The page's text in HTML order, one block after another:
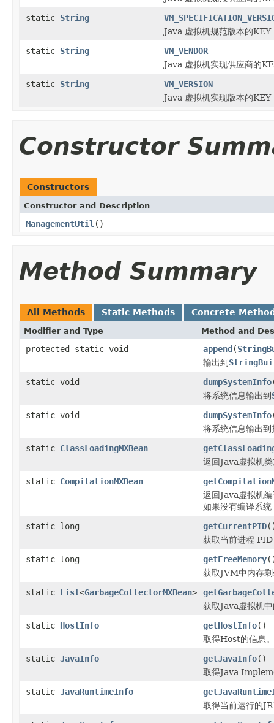
static String
Java 虚拟机规范版本的KEY
static String
VM_VENDOR
Java 虚拟机实现供应商的
static String
VM_VERSION
Java 虚拟机实现版本的KEY
Constructor
Constructors
Constructor and Description
ManagementUtil ()
Method Summary
All Methods Static Methods Concrete
Modifier and Type Method and
protected static void append(
输出到
static void
dumpSystemInfo
将系统信息输出到
static void
dumpSystemInfo
将系统信息输出到
static ClassLoadingMXBean
返回Java虚拟机
static CompilationMXBean
返回Java虚拟机
如果没有编译系统
static long
getCurrentPID
获取当前进程 PID
static long
getFreeMemory
获取JVM中内存
static List<GarbageCollectorMXBean>
获取Java虚拟机
static HostInfo getHostInfo()
取得Host的信息。
static JavaInfo getJavaInfo()
取得Java
static JavaRuntimeInfo
取得当前运行的